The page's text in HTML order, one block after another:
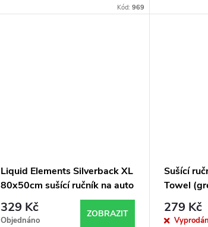
Kód: 969
efektivní
Liquid Elements Silverback XL
80x50cm sušící ručník na auto
329 Kč
Objednáno
ZOBRAZIT
Sušící
Towel
279 Kč